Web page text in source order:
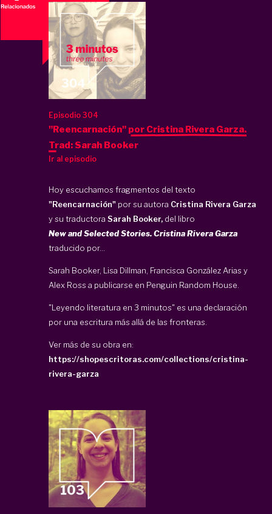
Episodio 304
"Reencarnación" por Cristina Rivera Garza.
Trad: Sarah Booker
Ir al episodio
Hoy escuchamos fragmentos del texto
"Reencarnación" por su autora Cristina Rivera Garza
y su traductora Sarah Booker, del libro
New and Selected Stories. Cristina Rivera Garza
traducido por...
Sarah Booker, Lisa Dillman, Francisca González Arias y
Alex Ross a publicarse en Penguin Random House.
"Leyendo literatura en 3 minutos" es una declaración
por una escritura más allá de las fronteras.
Ver más de su obra en:
https://shopescritoras.com/collections/cristina-
rivera-garza